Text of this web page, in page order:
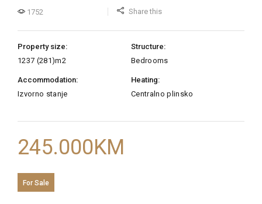
1752 Share this
Property size:
1237 (281)m2
Structure:
Bedrooms
Accommodation:
Izvorno stanje
Heating:
Centralno plinsko
245.000KM
For Sale